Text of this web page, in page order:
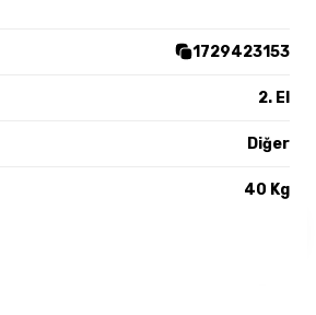
1729423153
2. El
Diğer
40 Kg